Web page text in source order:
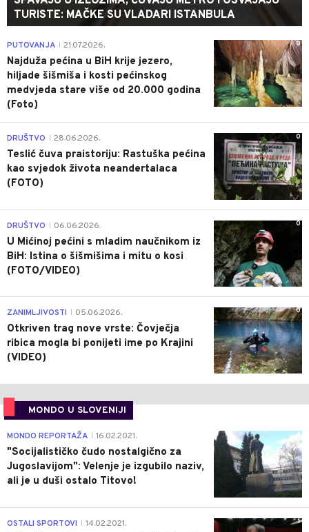
TURISTE: MAČKE SU VLADARI ISTANBULA
0
PUTOVANJA 21.07.2026.
Najduža pećina u BiH krije jezero,
hiljade šišmiša i kosti pećinskog
medvjeda stare više od 20.000 godina
(Foto)
0
DRUŠTVO 28.06.2026.
Teslić čuva praistoriju: Rastuška pećina
kao svjedok života neandertalaca
(FOTO)
0
DRUŠTVO 06.06.2026.
U Mićinoj pećini s mladim naučnikom iz
BiH: Istina o šišmišima i mitu o kosi
(FOTO/VIDEO)
0
ZANIMLJIVOSTI 05.06.2026.
Otkriven trag nove vrste: Čovječja
ribica mogla bi ponijeti ime po Krajini
(VIDEO)
MONDO U SLOVENIJI
4
MONDO REPORTAŽA 16.02.2021.
"Socijalističko čudo nostalgično za
Jugoslavijom": Velenje je izgubilo naziv,
ali je u duši ostalo Titovo!
1
OSTALI SPORTOVI 14.02.2021.